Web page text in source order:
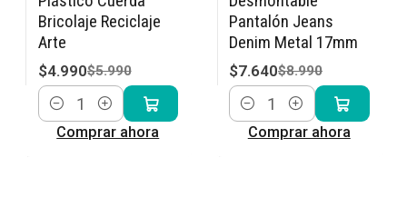
Bricolaje Reciclaje
Arte
$4.990$5.990
Cantidad
Comprar ahora
Pantalón Jeans
Denim Metal 17mm
$7.640$8.990
Cantidad
Comprar ahora